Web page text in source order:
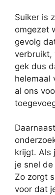
Suiker is
omgezet
gevolg
verbruikt,
gek dus
helemaal
al ons
krijgt. Als
je snel
Zo zorgt
voor dat